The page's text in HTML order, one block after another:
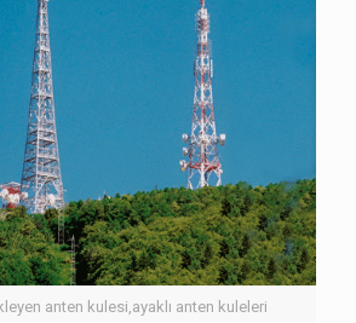
anten kulesi,ayaklı anten kuleleri